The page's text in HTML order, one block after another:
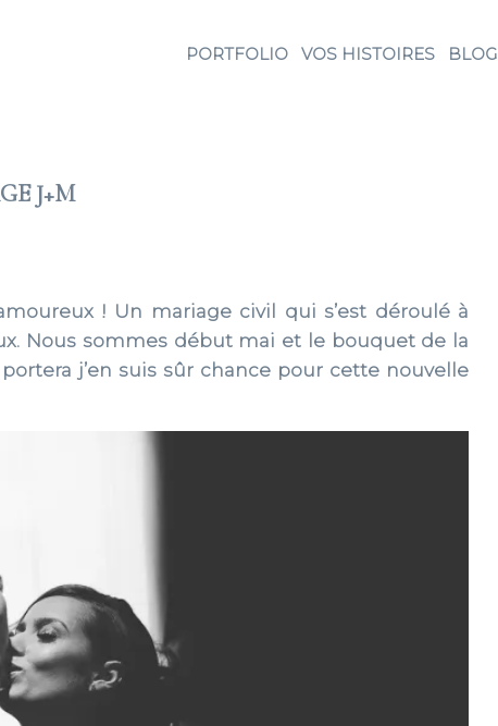
PORTFOLIO VOS HISTOIRES BLOG
J+M
! Un mariage civil qui s’est déroulé à
Nous sommes début mai et le bouquet de la
j’en suis sûr chance pour cette nouvelle